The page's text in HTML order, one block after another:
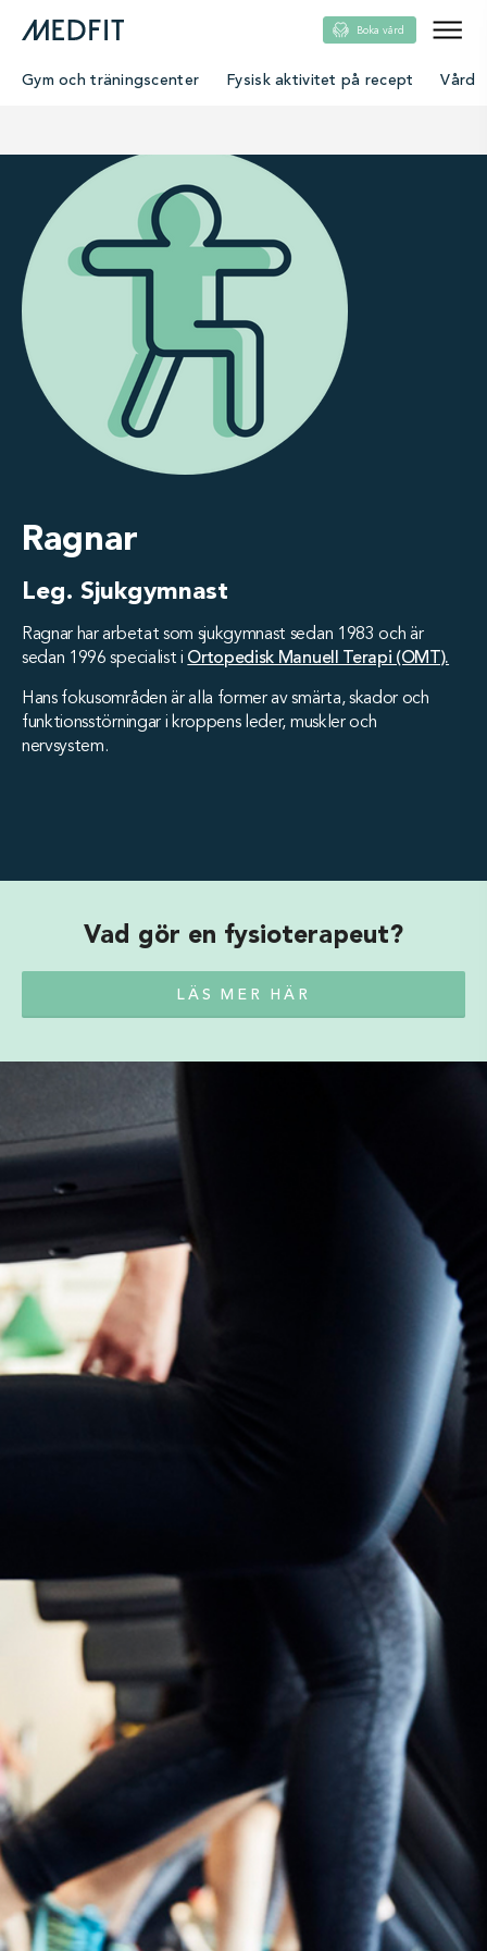
Boka vård
Gym och träningscenter Fysisk aktivitet på recept Vård
Ragnar
Leg. Sjukgymnast
Ragnar har arbetat som sjukgymnast sedan 1983 och är
sedan 1996 specialist i Ortopedisk Manuell Terapi (OMT).
Hans fokusområden är alla former av smärta, skador och
funktionsstörningar i kroppens leder, muskler och
nervsystem.
Vad gör en fysioterapeut?
LÄS MER HÄR